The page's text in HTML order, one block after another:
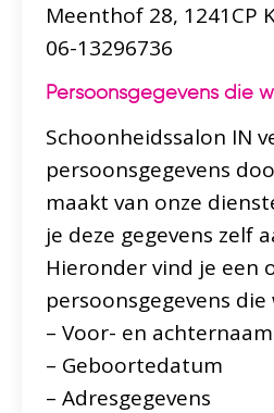
Meenthof 28, 1241CP
06-13296736
Persoonsgegevens die
Schoonheidssalon IN
persoonsgegevens
maakt van onze
je deze gegevens zelf
Hieronder vind je een
persoonsgegevens
– Voor- en achternaam
– Geboortedatum
– Adresgegevens